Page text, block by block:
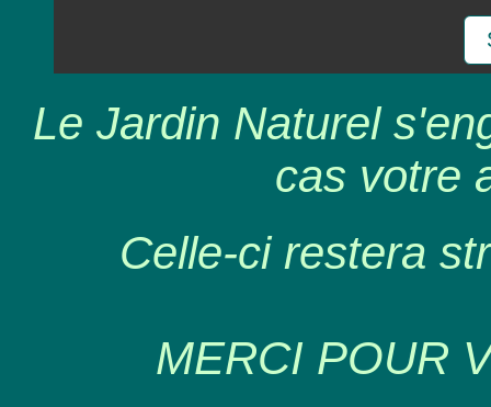
Le Jardin Naturel
cas votre
Celle-ci restera
MERCI POUR